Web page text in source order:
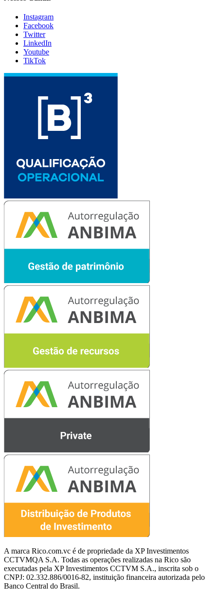
Instagram
Facebook
Twitter
LinkedIn
Youtube
TikTok
A marca Rico.com.vc é de propriedade da XP Investimentos
CCTVMQA S.A. Todas as operações realizadas na Rico são
executadas pela XP Investimentos CCTVM S.A., inscrita sob o
CNPJ: 02.332.886/0016-82, instituição financeira autorizada pelo
Banco Central do Brasil.